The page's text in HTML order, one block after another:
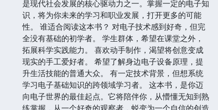
是现代社会发展的核心驱动力之一。掌握一定的电子知
识，将为你未来的学习和职业发展，打开更多的可能
性。 谁适合阅读这本书？ 对电子技术感到好奇，但完
全没有基础的初学者。 学生群体，希望在课堂之外，
拓展科学实践能力。 喜欢动手制作，渴望将创意变成
现实的手工爱好者。 希望了解身边电子设备原理，提
升生活技能的普通大众。 有一定技术背景，但想系统
学习电子基础知识的跨领域学习者。 这本书，是你迈
向电子世界的最佳起点。它将陪伴你，从懵懂无知到熟